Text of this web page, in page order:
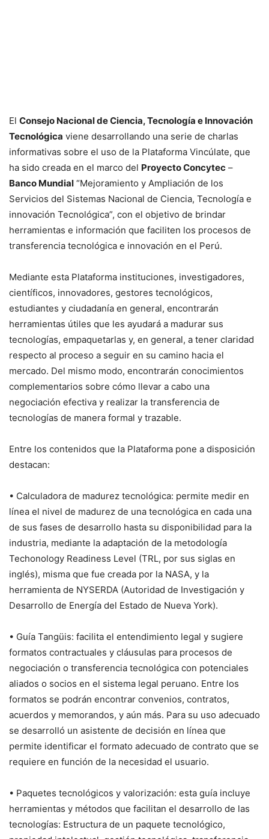
El Consejo Nacional de Ciencia, Tecnología e Innovación
Tecnológica viene desarrollando una serie de charlas
informativas sobre el uso de la Plataforma Vincúlate, que
ha sido creada en el marco del Proyecto Concytec –
Banco Mundial “Mejoramiento y Ampliación de los
Servicios del Sistemas Nacional de Ciencia, Tecnología e
innovación Tecnológica”, con el objetivo de brindar
herramientas e información que faciliten los procesos de
transferencia tecnológica e innovación en el Perú.
Mediante esta Plataforma instituciones, investigadores,
científicos, innovadores, gestores tecnológicos,
estudiantes y ciudadanía en general, encontrarán
herramientas útiles que les ayudará a madurar sus
tecnologías, empaquetarlas y, en general, a tener claridad
respecto al proceso a seguir en su camino hacia el
mercado. Del mismo modo, encontrarán conocimientos
complementarios sobre cómo llevar a cabo una
negociación efectiva y realizar la transferencia de
tecnologías de manera formal y trazable.
Entre los contenidos que la Plataforma pone a disposición
destacan:
• Calculadora de madurez tecnológica: permite medir en
línea el nivel de madurez de una tecnológica en cada una
de sus fases de desarrollo hasta su disponibilidad para la
industria, mediante la adaptación de la metodología
Techonology Readiness Level (TRL, por sus siglas en
inglés), misma que fue creada por la NASA, y la
herramienta de NYSERDA (Autoridad de Investigación y
Desarrollo de Energía del Estado de Nueva York).
• Guía Tangüis: facilita el entendimiento legal y sugiere
formatos contractuales y cláusulas para procesos de
negociación o transferencia tecnológica con potenciales
aliados o socios en el sistema legal peruano. Entre los
formatos se podrán encontrar convenios, contratos,
acuerdos y memorandos, y aún más. Para su uso adecuado
se desarrolló un asistente de decisión en línea que
permite identificar el formato adecuado de contrato que se
requiere en función de la necesidad el usuario.
• Paquetes tecnológicos y valorización: esta guía incluye
herramientas y métodos que facilitan el desarrollo de las
tecnologías: Estructura de un paquete tecnológico,